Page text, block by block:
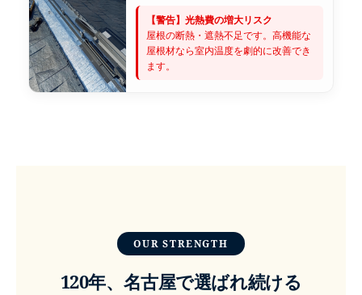
【警告】光熱費の増大リスク
屋根の断熱・遮熱不足です。高機能な
屋根材なら室内温度を劇的に改善でき
ます。
OUR STRENGTH
120年、名古屋で選ばれ続ける